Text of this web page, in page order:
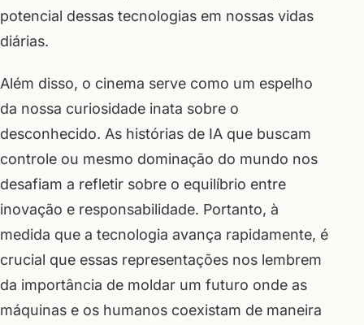
potencial dessas tecnologias em nossas vidas
diárias.
Além disso, o cinema serve como um espelho
da nossa curiosidade inata sobre o
desconhecido. As histórias de IA que buscam
controle ou mesmo dominação do mundo nos
desafiam a refletir sobre o equilíbrio entre
inovação e responsabilidade. Portanto, à
medida que a tecnologia avança rapidamente, é
crucial que essas representações nos lembrem
da importância de moldar um futuro onde as
máquinas e os humanos coexistam de maneira